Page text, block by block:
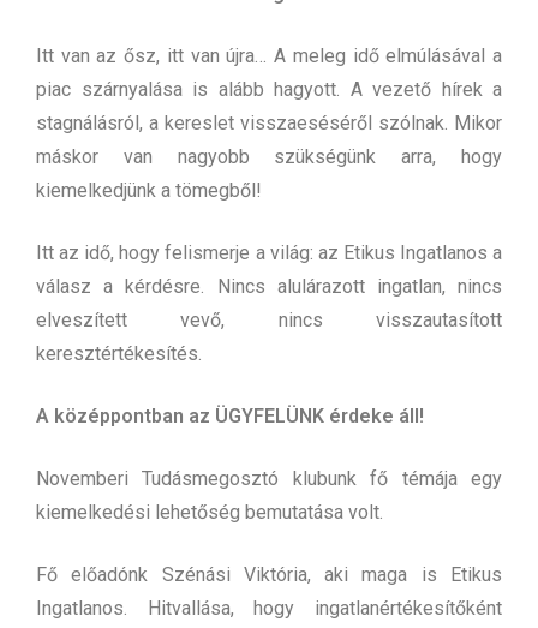
Itt van az ősz, itt van újra… A meleg idő elmúlásával a
piac szárnyalása is alább hagyott. A vezető hírek a
stagnálásról, a kereslet visszaeséséről szólnak. Mikor
máskor van nagyobb szükségünk arra, hogy
kiemelkedjünk a tömegből!
Itt az idő, hogy felismerje a világ: az Etikus Ingatlanos a
válasz a kérdésre. Nincs alulárazott ingatlan, nincs
elveszített vevő, nincs visszautasított
keresztértékesítés.
A középpontban az ÜGYFELÜNK érdeke áll!
Novemberi Tudásmegosztó klubunk fő témája egy
kiemelkedési lehetőség bemutatása volt.
Fő előadónk Szénási Viktória, aki maga is Etikus
Ingatlanos. Hitvallása, hogy ingatlanértékesítőként